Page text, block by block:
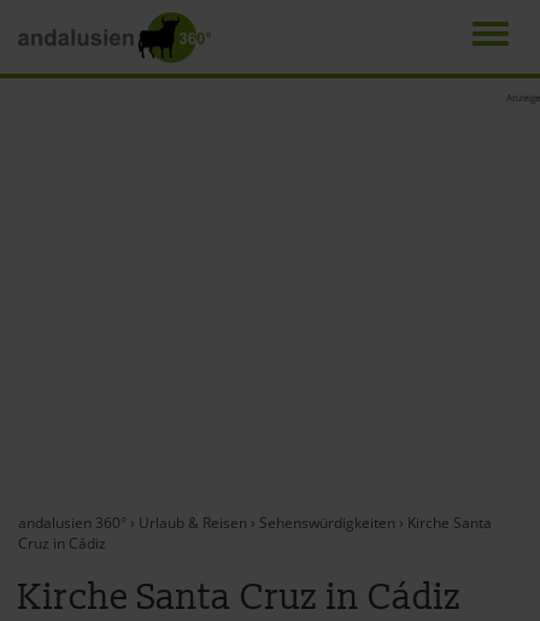
Anzeige
andalusien 360° › Urlaub & Reisen › Sehenswürdigkeiten › Kirche Santa
Cruz in Cádiz
Kirche Santa Cruz in Cádiz